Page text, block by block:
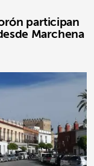
participan
Marchena